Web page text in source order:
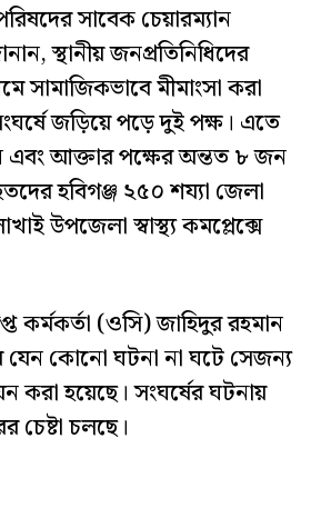
সাবেক চেয়ারম্যান
স্থানীয় জনপ্রতিনিধিদের
সামাজিকভাবে মীমাংসা করা
জড়িয়ে পড়ে দুই পক্ষ। এতে
এবং আক্তার পক্ষের অন্তত ৮ জন
হবিগঞ্জ ২৫০ শয্যা জেলা
উপজেলা স্বাস্থ্য কমপ্লেক্সে
কর্মকর্তা (ওসি) জাহিদুর রহমান
যেন কোনো ঘটনা না ঘটে সেজন্য
করা হয়েছে। সংঘর্ষের ঘটনায়
চেষ্টা চলছে।